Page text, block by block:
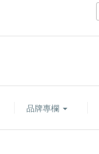
品牌專欄